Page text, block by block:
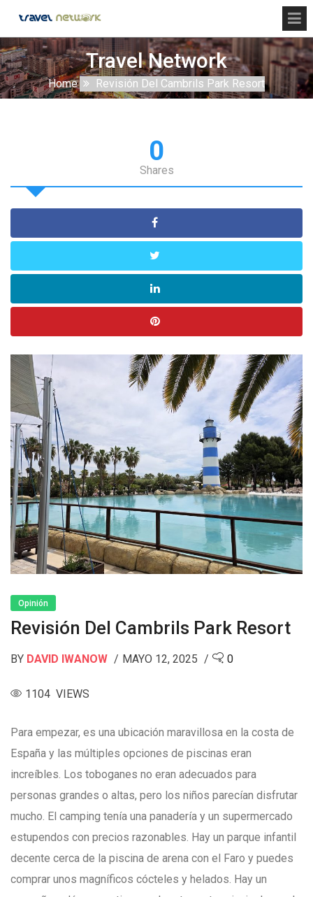
Travel Network
Home Revisión Del Cambrils Park Resort
0
Shares
Opinión
Revisión Del Cambrils Park Resort
BY DAVID IWANOW MAYO 12, 2025 0
1104 VIEWS
Para empezar, es una ubicación maravillosa en la costa de
España y las múltiples opciones de piscinas eran
increíbles. Los toboganes no eran adecuados para
personas grandes o altas, pero los niños parecían disfrutar
mucho. El camping tenía una panadería y un supermercado
estupendos con precios razonables. Hay un parque infantil
decente cerca de la piscina de arena con el Faro y puedes
comprar unos magníficos cócteles y helados. Hay un